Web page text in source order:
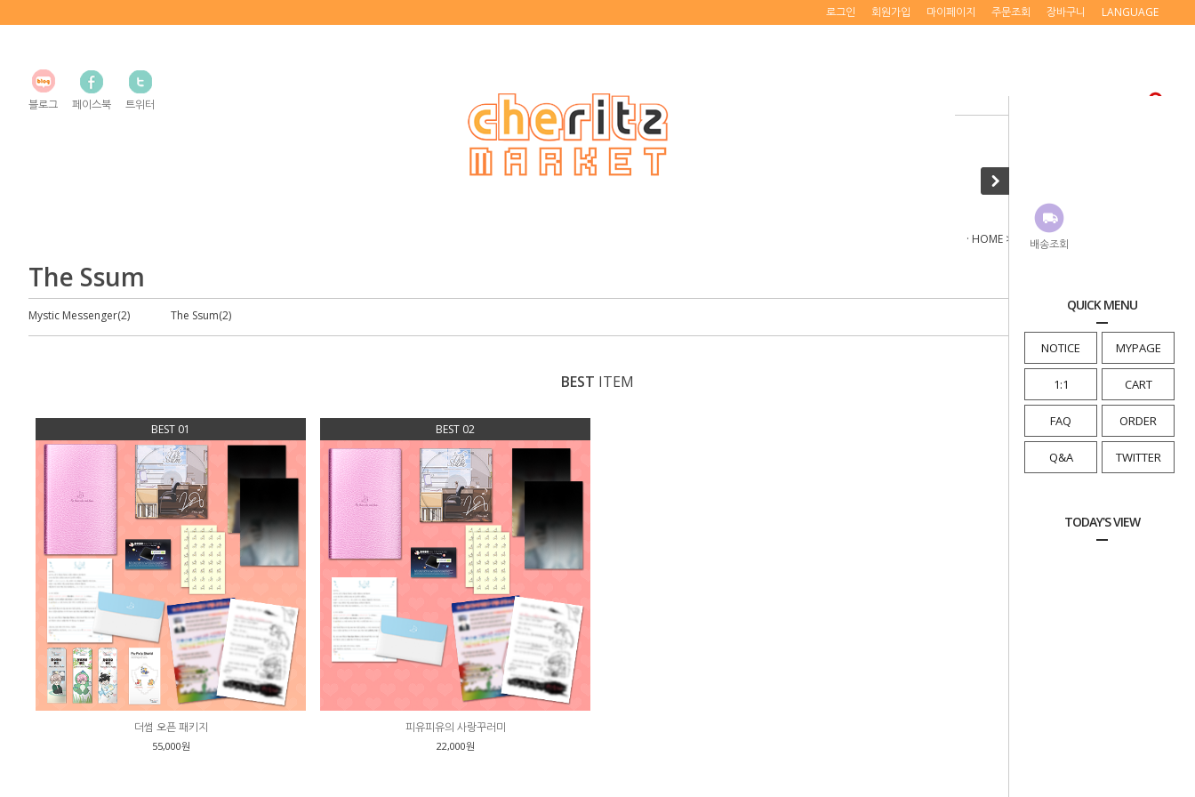
배송조회
QUICK MENU
NOTICE MYPAGE
1:1 CART
FAQ ORDER
Q&A TWITTER
TODAY'S VIEW
로그인 회원가입 마이페이지 주문조회 장바구니 LANGUAGE
블로그 페이스북 트위터
· HOME > Game Package
The Ssum
Mystic Messenger(2) The Ssum(2)
BEST ITEM
BEST 01
더썸 오픈 패키지
55,000원
BEST 02
피유피유의 사랑꾸러미
22,000원